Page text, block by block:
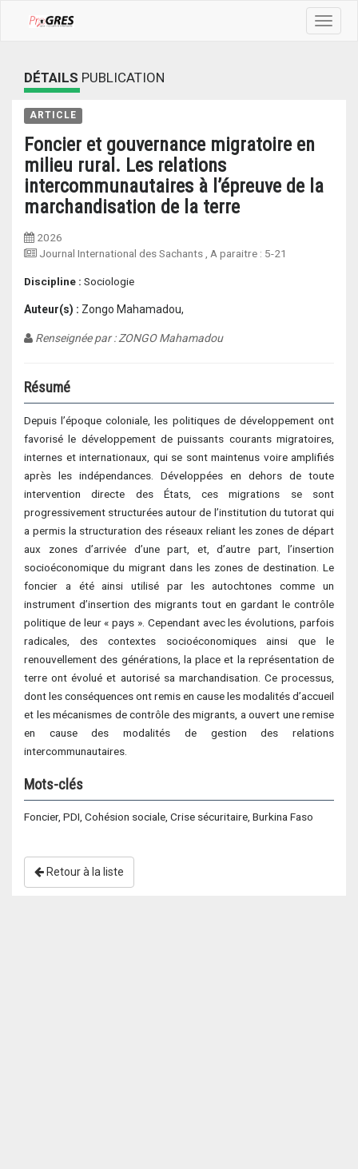
Toggle
DÉTAILS PUBLICATION
ARTICLE
Foncier et gouvernance migratoire en
milieu rural. Les relations
intercommunautaires à l’épreuve de la
marchandisation de la terre
2026
Journal International des Sachants
, A paraitre : 5-21
Discipline : Sociologie
Auteur(s) : Zongo Mahamadou,
Renseignée par : ZONGO Mahamadou
Résumé
Depuis l’époque coloniale, les politiques de développement ont
favorisé le développement de puissants courants migratoires,
internes et internationaux, qui se sont maintenus voire amplifiés
après les indépendances. Développées en dehors de toute
intervention directe des États, ces migrations se sont
progressivement structurées autour de l’institution du tutorat qui
a permis la structuration des réseaux reliant les zones de départ
aux zones d’arrivée d’une part, et, d’autre part, l’insertion
socioéconomique du migrant dans les zones de destination. Le
foncier a été ainsi utilisé par les autochtones comme un
instrument d’insertion des migrants tout en gardant le contrôle
politique de leur « pays ». Cependant avec les évolutions, parfois
radicales, des contextes socioéconomiques ainsi que le
renouvellement des générations, la place et la représentation de
terre ont évolué et autorisé sa marchandisation. Ce processus,
dont les conséquences ont remis en cause les modalités d’accueil
et les mécanismes de contrôle des migrants, a ouvert une remise
en cause des modalités de gestion des relations
intercommunautaires.
Mots-clés
Foncier, PDI, Cohésion sociale, Crise sécuritaire, Burkina Faso
Retour à la liste